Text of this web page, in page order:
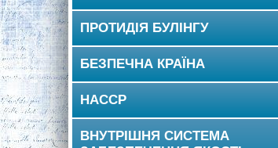
ПРОТИДІЯ БУЛІНГУ
БЕЗПЕЧНА КРАЇНА
HACCP
ВНУТРІШНЯ СИСТЕМА